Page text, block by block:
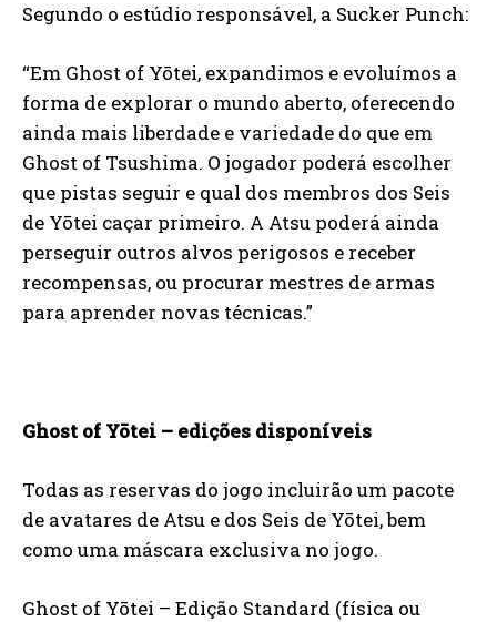
Segundo o estúdio responsável, a Sucker Punch:
“Em Ghost of Yōtei, expandimos e evoluímos a
forma de explorar o mundo aberto, oferecendo
ainda mais liberdade e variedade do que em
Ghost of Tsushima. O jogador poderá escolher
que pistas seguir e qual dos membros dos Seis
de Yōtei caçar primeiro. A Atsu poderá ainda
perseguir outros alvos perigosos e receber
recompensas, ou procurar mestres de armas
para aprender novas técnicas.”
Ghost of Yōtei – edições disponíveis
Todas as reservas do jogo incluirão um pacote
de avatares de Atsu e dos Seis de Yōtei, bem
como uma máscara exclusiva no jogo.
Ghost of Yōtei – Edição Standard (física ou